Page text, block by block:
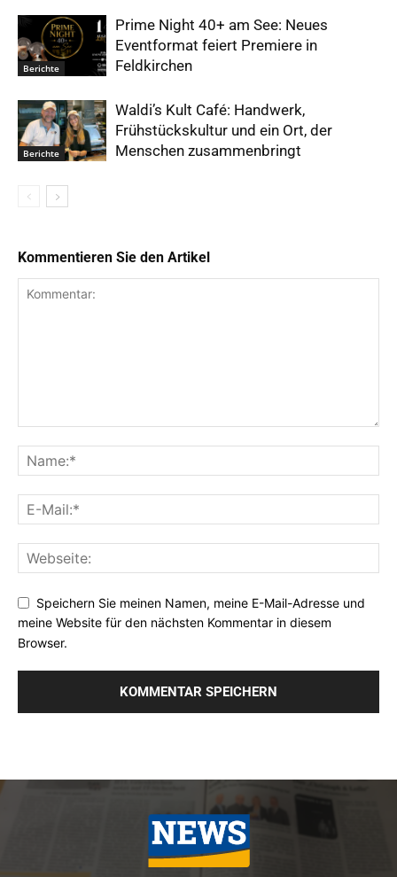
Berichte
Prime Night 40+ am See: Neues
Eventformat feiert Premiere in
Feldkirchen
Berichte
Waldi’s Kult Café: Handwerk,
Frühstückskultur und ein Ort, der
Menschen zusammenbringt
Kommentieren Sie den Artikel
Speichern Sie meinen Namen, meine E-Mail-Adresse und
meine Website für den nächsten Kommentar in diesem
Browser.